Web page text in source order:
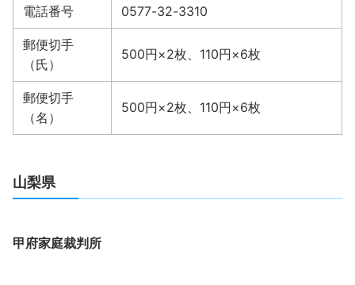
電話番号 0577-32-3310
郵便切手
（氏）
500円×2枚、110円×6枚
郵便切手
（名）
500円×2枚、110円×6枚
山梨県
甲府家庭裁判所